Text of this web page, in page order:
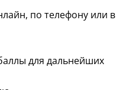
по телефону или в
для дальнейших